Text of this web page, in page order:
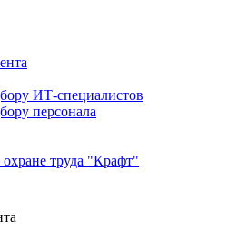
ИТ-специалистов
персонала
труда "Крафт"